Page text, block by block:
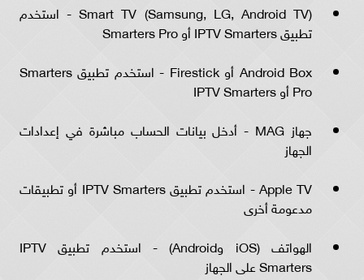
Smart TV (Samsung, LG, Android TV) - استخدم
تطبيق IPTV Smarters أو Smarters Pro
Android Box أو Firestick - استخدم تطبيق Smarters
Pro أو IPTV Smarters
جهاز MAG - أدخل بيانات الحساب مباشرة في إعدادات
الجهاز
Apple TV - استخدم تطبيق IPTV Smarters أو تطبيقات
مدعومة أخرى
الهواتف (iOS وAndroid) - استخدم تطبيق IPTV
Smarters على الجهاز